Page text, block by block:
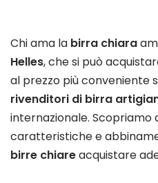
Chi ama la birra chiara
Helles, che si può
al prezzo più conveniente
rivenditori di birra
internazionale. Scopriamo
caratteristiche e
birre chiareacquistare